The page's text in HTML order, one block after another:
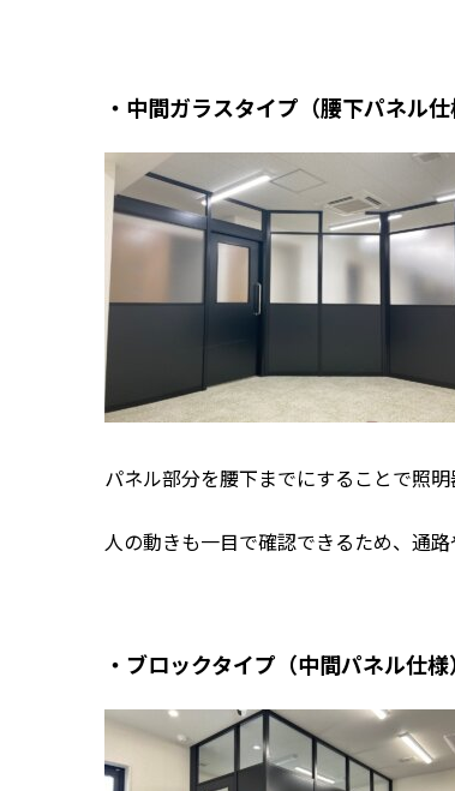
・中間ガラスタイプ（腰下パネル仕
パネル部分を腰下までにすることで照
人の動きも一目で確認できるため、通路
・ブロックタイプ（中間パネル仕様）